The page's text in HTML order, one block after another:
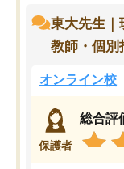
東大先生｜
教師・個別
オンライン校
保護者
総合評